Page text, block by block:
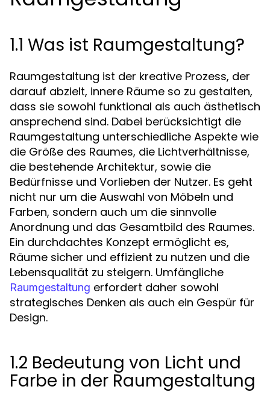
1.1 Was ist Raumgestaltung?
Raumgestaltung ist der kreative Prozess, der
darauf abzielt, innere Räume so zu gestalten,
dass sie sowohl funktional als auch ästhetisch
ansprechend sind. Dabei berücksichtigt die
Raumgestaltung unterschiedliche Aspekte wie
die Größe des Raumes, die Lichtverhältnisse,
die bestehende Architektur, sowie die
Bedürfnisse und Vorlieben der Nutzer. Es geht
nicht nur um die Auswahl von Möbeln und
Farben, sondern auch um die sinnvolle
Anordnung und das Gesamtbild des Raumes.
Ein durchdachtes Konzept ermöglicht es,
Räume sicher und effizient zu nutzen und die
Lebensqualität zu steigern. Umfängliche
Raumgestaltung erfordert daher sowohl
strategisches Denken als auch ein Gespür für
Design.
1.2 Bedeutung von Licht und
Farbe in der Raumgestaltung